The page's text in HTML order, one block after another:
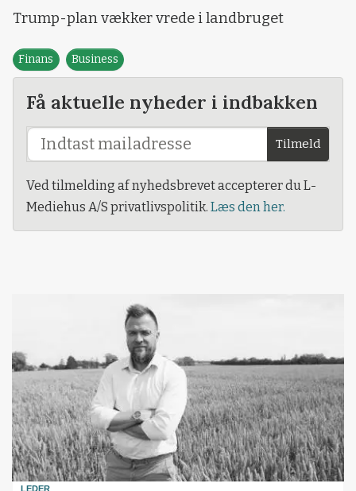
Trump-plan vækker vrede i landbruget
Finans Business
Få aktuelle nyheder i indbakken
Tilmeld
Ved tilmelding af nyhedsbrevet accepterer du L-
Mediehus A/S privatlivspolitik. Læs den her.
LEDER